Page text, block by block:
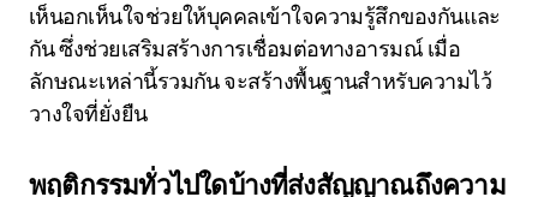
เห็นอกเห็นใจช่วยให้บุคคลเข้าใจความรู้สึกของกันและ
กัน ซึ่งช่วยเสริมสร้างการเชื่อมต่อทางอารมณ์ เมื่อ
ลักษณะเหล่านี้รวมกัน จะสร้างพื้นฐานสำหรับความไว้
วางใจที่ยั่งยืน
พฤติกรรมทั่วไปใดบ้างที่ส่งสัญญาณถึงความ